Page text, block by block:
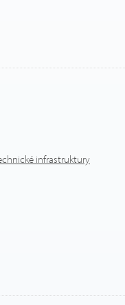
infrastruktury